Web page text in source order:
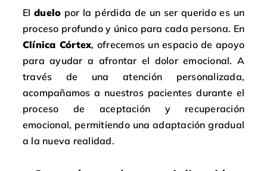
Elduelo por la pérdida de un ser querido es un
proceso profundo y único para cada persona. En
Clínica Córtex, ofrecemos un espacio de apoyo
para ayudar a afrontar el dolor emocional. A
través de una atención personalizada,
acompañamos a nuestros pacientes durante el
proceso de aceptación y recuperación
emocional, permitiendo una adaptación gradual
a la nueva realidad.